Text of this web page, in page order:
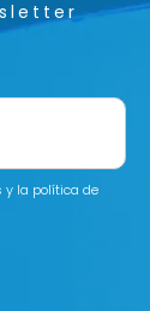
y la política de